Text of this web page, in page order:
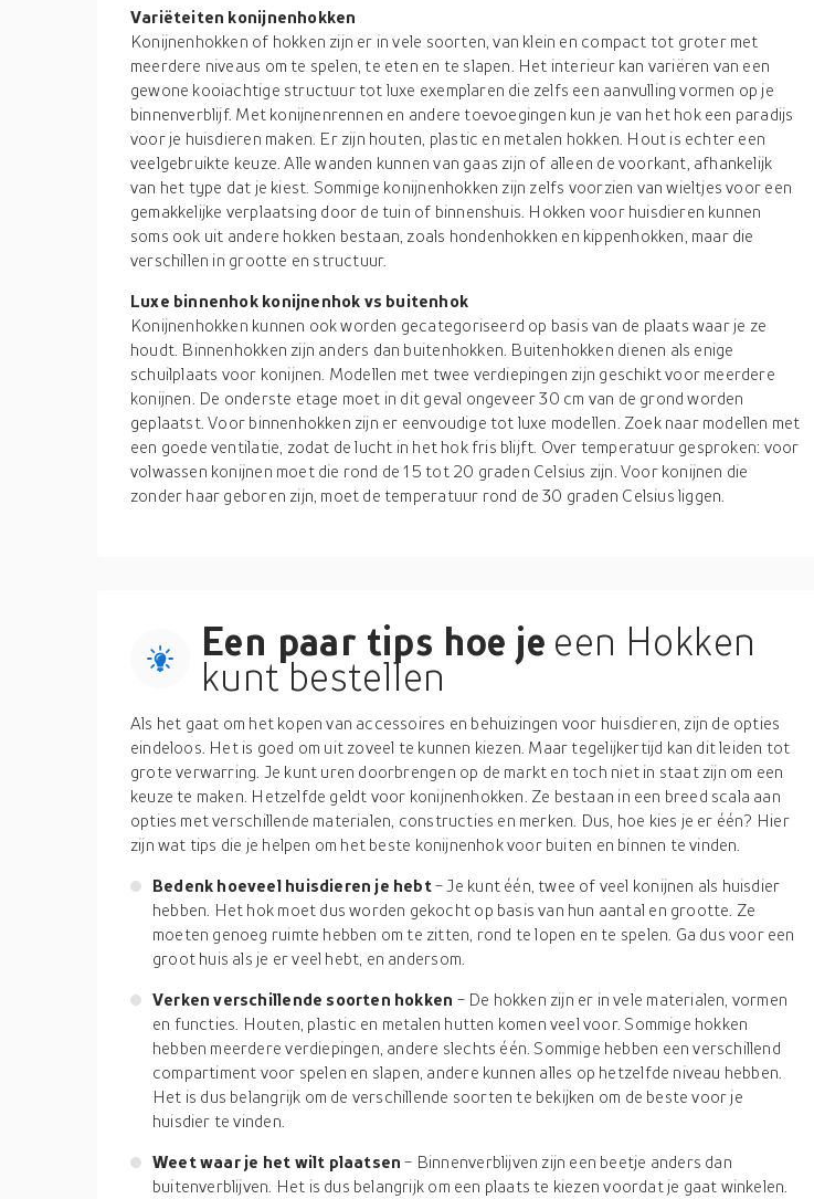
Variëteiten konijnenhokken
Konijnenhokken of hokken zijn er in vele soorten, van klein en compact tot groter met
meerdere niveaus om te spelen, te eten en te slapen. Het interieur kan variëren van een
gewone kooiachtige structuur tot luxe exemplaren die zelfs een aanvulling vormen op je
binnenverblijf. Met konijnenrennen en andere toevoegingen kun je van het hok een paradijs
voor je huisdieren maken. Er zijn houten, plastic en metalen hokken. Hout is echter een
veelgebruikte keuze. Alle wanden kunnen van gaas zijn of alleen de voorkant, afhankelijk
van het type dat je kiest. Sommige konijnenhokken zijn zelfs voorzien van wieltjes voor een
gemakkelijke verplaatsing door de tuin of binnenshuis. Hokken voor huisdieren kunnen
soms ook uit andere hokken bestaan, zoals hondenhokken en kippenhokken, maar die
verschillen in grootte en structuur.
Luxe binnenhok konijnenhok vs buitenhok
Konijnenhokken kunnen ook worden gecategoriseerd op basis van de plaats waar je ze
houdt. Binnenhokken zijn anders dan buitenhokken. Buitenhokken dienen als enige
schuilplaats voor konijnen. Modellen met twee verdiepingen zijn geschikt voor meerdere
konijnen. De onderste etage moet in dit geval ongeveer 30 cm van de grond worden
geplaatst. Voor binnenhokken zijn er eenvoudige tot luxe modellen. Zoek naar modellen met
een goede ventilatie, zodat de lucht in het hok fris blijft. Over temperatuur gesproken: voor
volwassen konijnen moet die rond de 15 tot 20 graden Celsius zijn. Voor konijnen die
zonder haar geboren zijn, moet de temperatuur rond de 30 graden Celsius liggen.
Een paar tips hoe je een Hokken
kunt bestellen
Als het gaat om het kopen van accessoires en behuizingen voor huisdieren, zijn de opties
eindeloos. Het is goed om uit zoveel te kunnen kiezen. Maar tegelijkertijd kan dit leiden tot
grote verwarring. Je kunt uren doorbrengen op de markt en toch niet in staat zijn om een
keuze te maken. Hetzelfde geldt voor konijnenhokken. Ze bestaan in een breed scala aan
opties met verschillende materialen, constructies en merken. Dus, hoe kies je er één? Hier
zijn wat tips die je helpen om het beste konijnenhok voor buiten en binnen te vinden.
Bedenk hoeveel huisdieren je hebt- Je kunt één, twee of veel konijnen als huisdier
hebben. Het hok moet dus worden gekocht op basis van hun aantal en grootte. Ze
moeten genoeg ruimte hebben om te zitten, rond te lopen en te spelen. Ga dus voor een
groot huis als je er veel hebt, en andersom.
Verken verschillende soorten hokken - De hokken zijn er in vele materialen, vormen
en functies. Houten, plastic en metalen hutten komen veel voor. Sommige hokken
hebben meerdere verdiepingen, andere slechts één. Sommige hebben een verschillend
compartiment voor spelen en slapen, andere kunnen alles op hetzelfde niveau hebben.
Het is dus belangrijk om de verschillende soorten te bekijken om de beste voor je
huisdier te vinden.
Weet waar je het wilt plaatsen- Binnenverblijven zijn een beetje anders dan
buitenverblijven. Het is dus belangrijk om een plaats te kiezen voordat je gaat winkelen.